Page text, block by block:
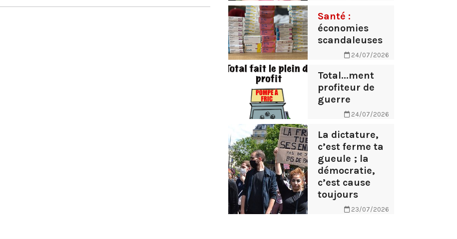
Santé :
économies
scandaleuses
24/07/2026
Total...ment
profiteur de
guerre
24/07/2026
La dictature,
c’est ferme ta
gueule ; la
démocratie,
c’est cause
toujours
23/07/2026